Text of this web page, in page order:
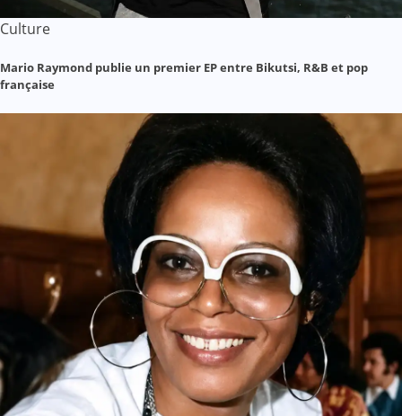
Culture
Mario Raymond publie un premier EP entre Bikutsi, R&B et pop
française